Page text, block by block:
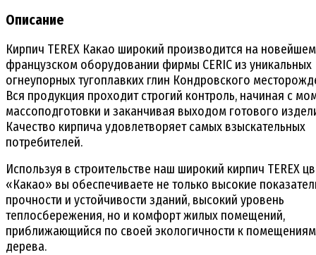
Описание
Кирпич TEREX Какао широкий производится на новейшем
французском оборудовании фирмы CERIC из уникальных
огнеупорных тугоплавких глин Кондровского
Вся продукция проходит строгий контроль, начиная с
массоподготовки и заканчивая выходом готового
Качество кирпича удовлетворяет самых взыскательных
потребителей.
Используя в строительстве наш широкий кирпич TEREX
«Какао» вы обеспечиваете не только высокие
прочности и устойчивости зданий, высокий уровень
теплосбережения, но и комфорт жилых помещений,
приближающийся по своей экологичности к
дерева.